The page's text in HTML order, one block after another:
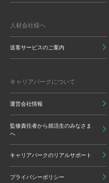
人材会社様へ
送客サービスのご案内
キャリアパークについて
運営会社情報
監修責任者から就活生のみなさま
へ
キャリアパークのリアルサポート
プライバシーポリシー